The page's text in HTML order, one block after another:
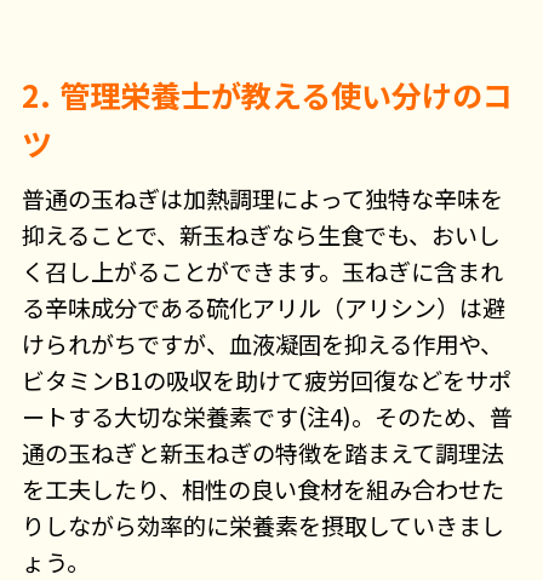
2. 管理栄養士が教える使い分けのコ
ツ
普通の玉ねぎは加熱調理によって独特な辛味を
抑えることで、新玉ねぎなら生食でも、おいし
く召し上がることができます。玉ねぎに含まれ
る辛味成分である硫化アリル（アリシン）は避
けられがちですが、血液凝固を抑える作用や、
ビタミンB1の吸収を助けて疲労回復などをサポ
ートする大切な栄養素です(注4)。そのため、普
通の玉ねぎと新玉ねぎの特徴を踏まえて調理法
を工夫したり、相性の良い食材を組み合わせた
りしながら効率的に栄養素を摂取していきまし
ょう。